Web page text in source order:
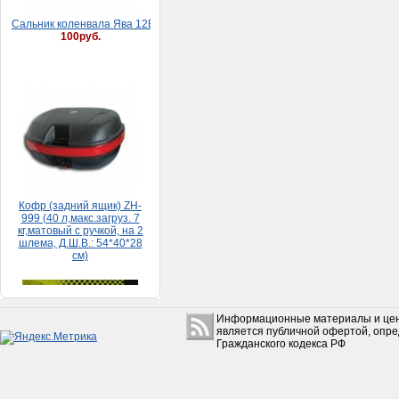
Кофр (задний ящик) ZH-
999 (40 л,макс.загруз. 7
кг,матовый с ручкой, на 2
шлема, Д.Ш.В.: 54*40*28
150руб.
Информационные материалы и
является публичной офертой,
Гражданского кодекса РФ